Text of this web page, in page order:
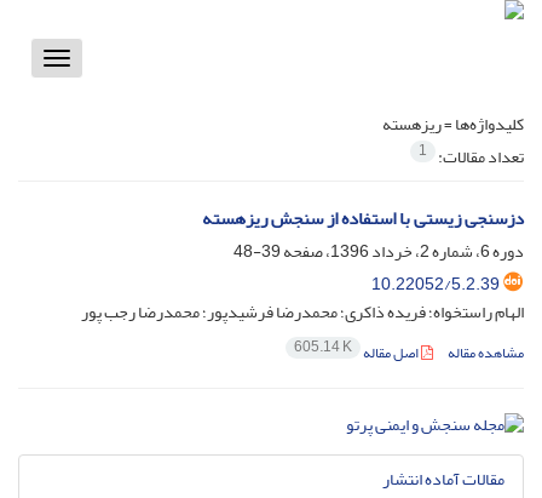
Toggle
کلیدواژه‌ها =ریزهسته
تعداد مقالات: 1
دزسنجی زیستی با استفاده از سنجش ریزهسته
دوره 6، شماره 2، خرداد 1396، صفحه
39-48
10.22052/5.2.39
الهام راستخواه؛ فریده ذاکری؛ محمدرضا فرشیدپور؛ محمدرضا رجب پور
مشاهده مقاله اصل مقاله 605.14 K
مقالات آماده انتشار